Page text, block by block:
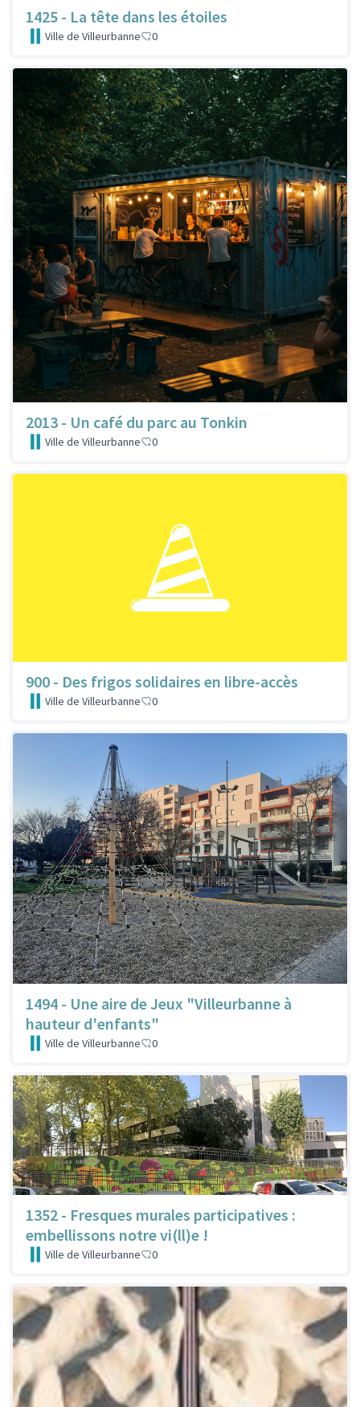
1425 - La tête dans les étoiles
Ville de Villeurbanne 0
2013 - Un café du parc au Tonkin
Ville de Villeurbanne 0
900 - Des frigos solidaires en libre-accès
Ville de Villeurbanne 0
1494 - Une aire de Jeux "Villeurbanne à
hauteur d'enfants"
Ville de Villeurbanne 0
1352 - Fresques murales participatives :
embellissons notre vi(ll)e !
Ville de Villeurbanne 0